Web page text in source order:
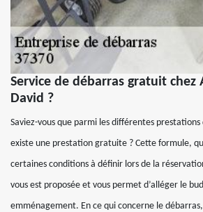
Service de débarras gratuit
David ?
Saviez-vous que parmi les différentes prestations
existe une prestation gratuite ? Cette formule,
certaines conditions à définir lors de la
vous est proposée et vous permet d’alléger le
emménagement. En ce qui concerne le